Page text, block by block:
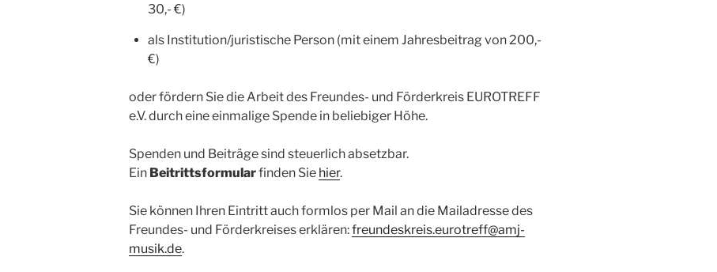
30,- €)
als Institution/juristische Person (mit einem Jahresbeitrag von 200,-
€)
oder fördern Sie die Arbeit des Freundes- und Förderkreis EUROTREFF
e.V. durch eine einmalige Spende in beliebiger Höhe.
Spenden und Beiträge sind steuerlich absetzbar.
Ein Beitrittsformularfinden Sie hier.
Sie können Ihren Eintritt auch formlos per Mail an die Mailadresse des
Freundes- und Förderkreises erklären:freundeskreis.eurotreff@amj-
musik.de.